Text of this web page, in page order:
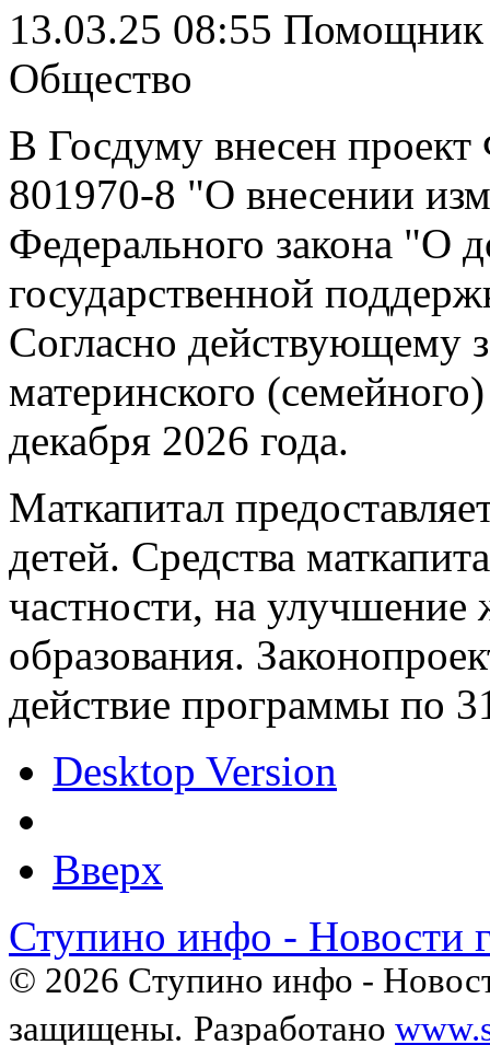
13.03.25 08:55 Помощник
Общество
В Госдуму внесен проект
801970-8 "О внесении
Федерального закона "О
государственной
Согласно действующему
материнского
декабря 2026 года.
Маткапитал
детей. Средства
частности, на
образования.
действие программы по
Desktop Version
Вверх
Ступино инфо - Новости
© 2026 Ступино инфо -
защищены. Разработано